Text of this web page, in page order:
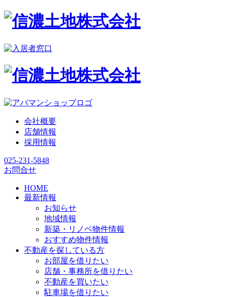
会社概要
店舗情報
採用情報
025-231-5848
お問合せ
HOME
最新情報
お知らせ
地域情報
新築・リノベ物件情報
おすすめ物件情報
不動産を探している方
お部屋を借りたい
店舗・事務所を借りたい
不動産を買いたい
駐車場を借りたい